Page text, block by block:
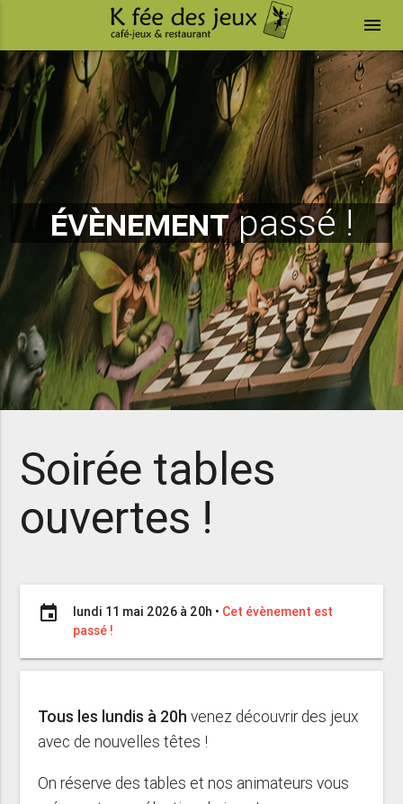
menu
évènementpassé !
Soirée tables
ouvertes !
event lundi 11 mai 2026 à 20h • Cet évènement est
passé !
Tous les lundis à 20hvenez découvrir des jeux
avec de nouvelles têtes !
On réserve des tables et nos animateurs vous